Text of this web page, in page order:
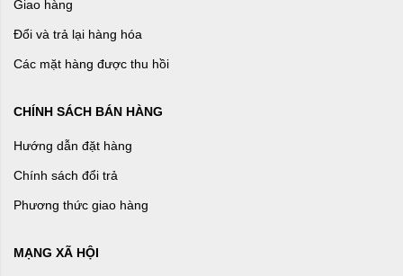
Giao hàng
Đổi và trả lại hàng hóa
Các mặt hàng được thu hồi
CHÍNH SÁCH BÁN HÀNG
Hướng dẫn đặt hàng
Chính sách đổi trả
Phương thức giao hàng
MẠNG XÃ HỘI